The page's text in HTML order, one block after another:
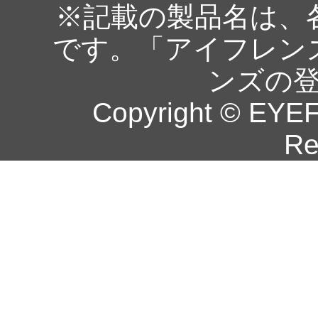
※記載の製品名は、
です。「アイフレ
ンズの
Copyright ©